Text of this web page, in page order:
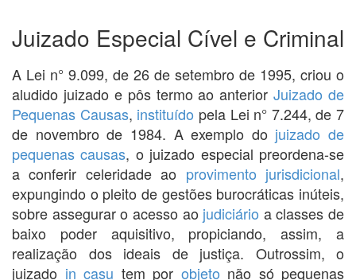
Juizado Especial Cível e Criminal
A Lei n° 9.099, de 26 de setembro de 1995, criou o
aludido juizado e pôs termo ao anteriorJuizado de
Pequenas Causas, instituído pela Lei n° 7.244, de 7
de novembro de 1984. A exemplo do juizado de
pequenas causas, o juizado especial preordena-se
a conferir celeridade ao provimento jurisdicional,
expungindo o pleito de gestões burocráticas inúteis,
sobre assegurar o acesso ao judiciário a classes de
baixo poder aquisitivo, propiciando, assim, a
realização dos ideais de justiça. Outrossim, o
juizado in casu tem por objeto não só pequenas